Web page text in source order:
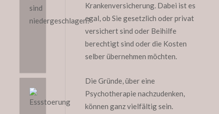
sind
niedergeschlagen?
Krankenversicherung. Dabei ist es
egal, ob Sie gesetzlich oder privat
versichert sind oder Beihilfe
berechtigt sind oder die Kosten
selber übernehmen möchten.
Die Gründe, über eine
Psychotherapie nachzudenken,
können ganz vielfältig sein.